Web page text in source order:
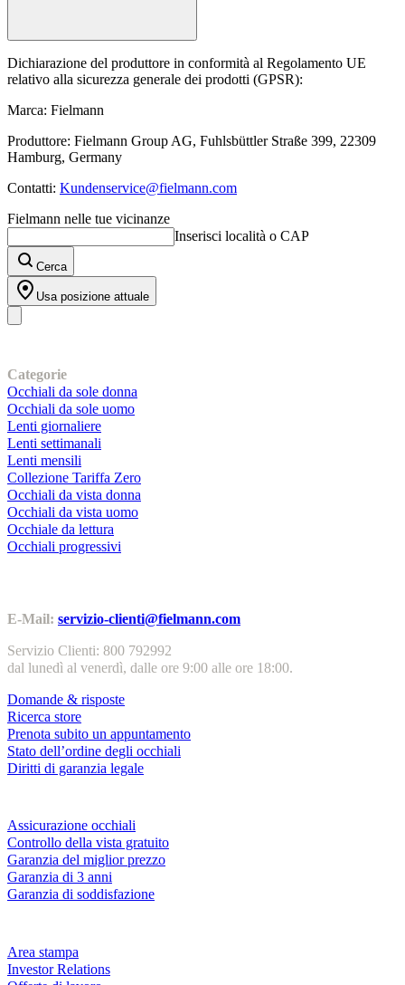
Dichiarazione del produttore in conformità al Regolamento UE
relativo alla sicurezza generale dei prodotti (GPSR):
Marca: Fielmann
Produttore: Fielmann Group AG, Fuhlsbüttler Straße 399, 22309
Hamburg, Germany
Contatti: Kundenservice@fielmann.com
Fielmann nelle tue vicinanze
Inserisci località o CAP
Cerca
Usa posizione attuale
Categorie
Occhiali da sole donna
Occhiali da sole uomo
Lenti giornaliere
Lenti settimanali
Lenti mensili
Collezione Tariffa Zero
Occhiali da vista donna
Occhiali da vista uomo
Occhiale da lettura
Occhiali progressivi
E-Mail: servizio-clienti@fielmann.com
Servizio Clienti: 800 792992
dal lunedì al venerdì, dalle ore 9:00 alle ore 18:00.
Domande & risposte
Ricerca store
Prenota subito un appuntamento
Stato dell’ordine degli occhiali
Diritti di garanzia legale
Assicurazione occhiali
Controllo della vista gratuito
Garanzia del miglior prezzo
Garanzia di 3 anni
Garanzia di soddisfazione
Area stampa
Investor Relations